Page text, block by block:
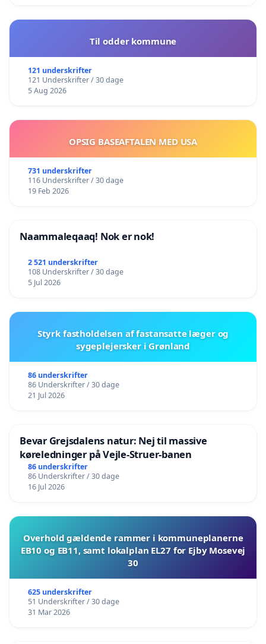
Til odder kommune
121 underskrifter
121 Underskrifter / 30 dage
5 Aug 2026
OPSIG BASEAFTALEN MED USA
731 underskrifter
116 Underskrifter / 30 dage
19 Feb 2026
Naammaleqaaq! Nok er nok!
2 521 underskrifter
108 Underskrifter / 30 dage
5 Jul 2026
Styrk fastholdelsen af fastansatte læger og
sygeplejersker i Grønland
86 underskrifter
86 Underskrifter / 30 dage
21 Jul 2026
Bevar Grejsdalens natur: Nej til massive
køreledninger på Vejle-Struer-banen
86 underskrifter
86 Underskrifter / 30 dage
16 Jul 2026
Overhold gældende rammer i kommuneplanerne
EB10 og EB11, samt lokalplan EL27 for Ejby Mosevej
30
625 underskrifter
51 Underskrifter / 30 dage
31 Mar 2026